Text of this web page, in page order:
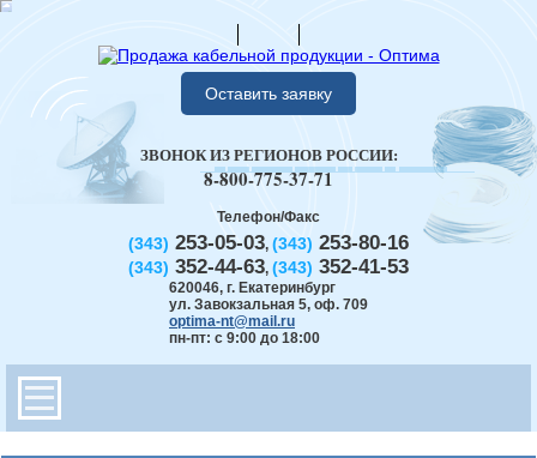
Оставить заявку
Телефон/Факс
(343) 253-05-03, (343) 253-80-16
(343) 352-44-63, (343) 352-41-53
620046, г. Екатеринбург
ул. Завокзальная 5, оф. 709
optima-nt@mail.ru
пн-пт: с 9:00 до 18:00
ЗВОНОК ИЗ РЕГИОНОВ РОССИИ:
8-800-775-37-71